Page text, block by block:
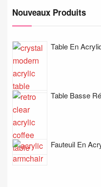
Nouveaux Produits
Table En
Table Basse
Fauteuil En